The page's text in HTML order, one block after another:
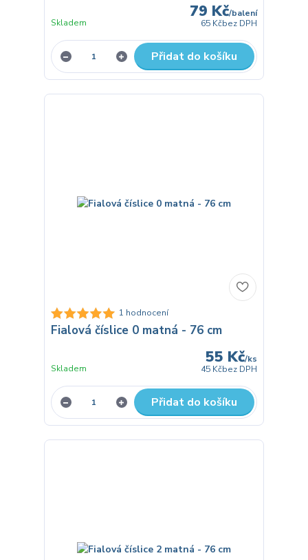
79 Kč/balení
65 Kčbez DPH
Skladem
Přidat do košíku
1 hodnocení
Fialová číslice 0 matná - 76 cm
55 Kč/ks
45 Kčbez DPH
Skladem
Přidat do košíku